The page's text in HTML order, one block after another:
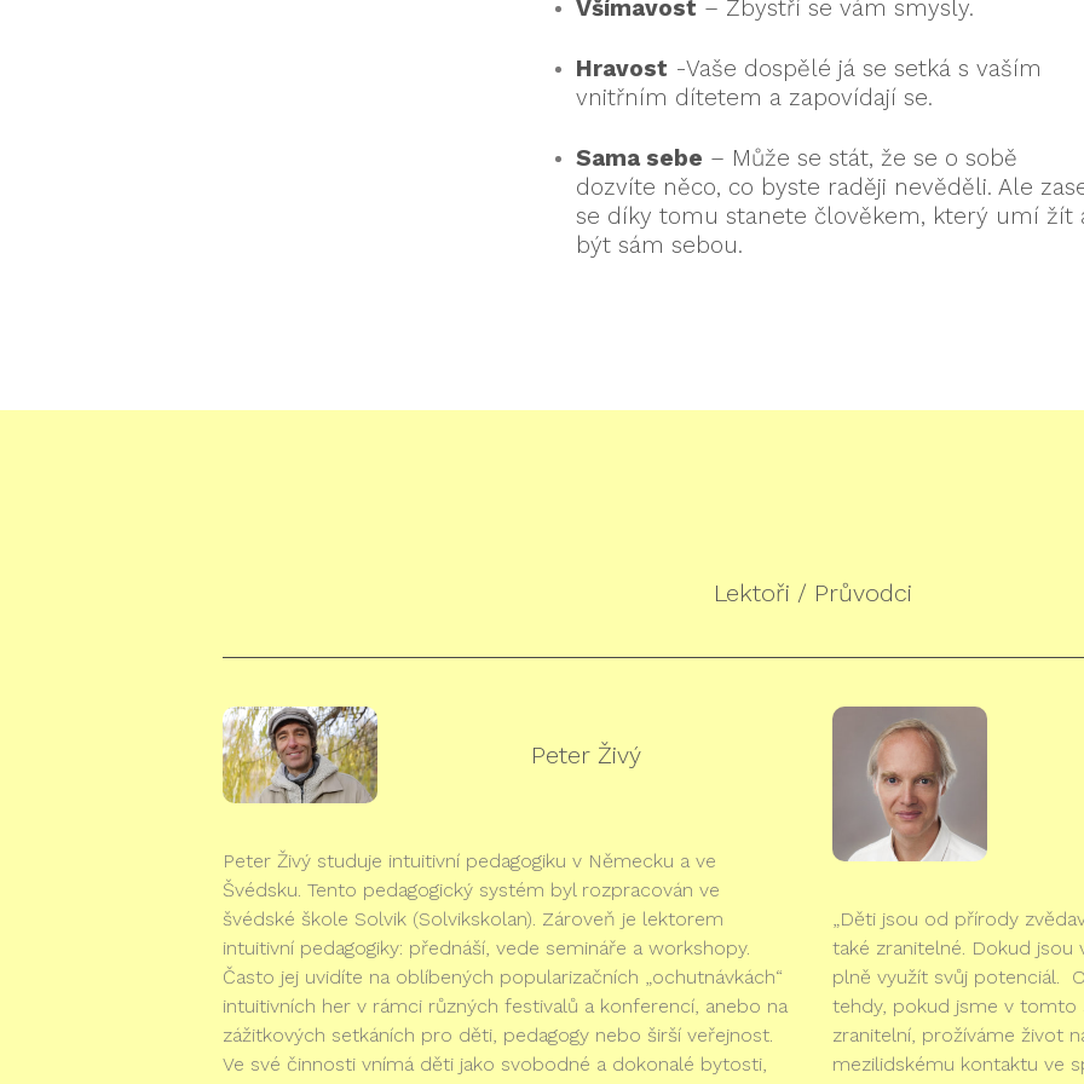
Všímavost – Zbystří se vám smysly.
Hravost -Vaše dospělé já se setká s vaším
vnitřním dítetem a zapovídají se.
Sama sebe – Může se stát, že se o sobě
dozvíte něco, co byste raději nevěděli. Ale
se díky tomu stanete člověkem, který umí žít
být sám sebou.
Lektoři / Průvodci
Peter Živý
Peter Živý studuje intuitivní pedagogiku v Německu a ve
Švédsku. Tento pedagogický systém byl rozpracován ve
švédské škole Solvik (Solvikskolan). Zároveň je lektorem
intuitivní pedagogiky: přednáší, vede semináře a workshopy.
Často jej uvidíte na oblíbených popularizačních „ochutnávkách“
intuitivních her v rámci různých festivalů a konferencí, anebo na
zážitkových setkáních pro děti, pedagogy nebo širší veřejnost.
Ve své činnosti vnímá děti jako svobodné a dokonalé bytosti,
„Děti jsou od přírody
také zranitelné. Dokud
plně využít svůj potenciál.
tehdy, pokud jsme v tomto
zranitelní, prožíváme život
mezilidskému kontaktu ve